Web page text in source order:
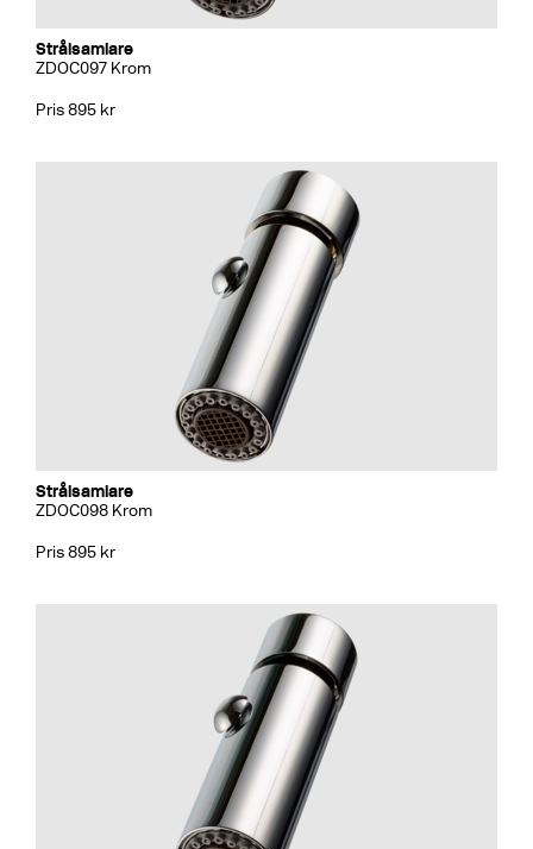
Strålsamlare
ZDOC097 Krom
Pris 895 kr
Strålsamlare
ZDOC098 Krom
Pris 895 kr